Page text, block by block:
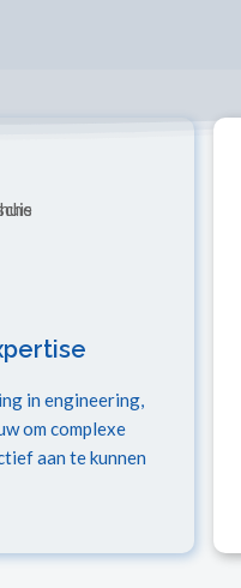
in engineering,
om complexe
aan te kunnen